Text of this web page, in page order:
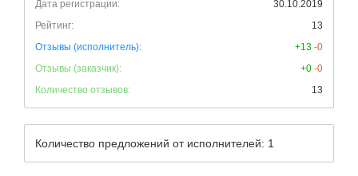
Дата регистрации:
30.10.2019
Рейтинг:
13
Отзывы (исполнитель):
+13 -0
Отзывы (заказчик):
+0 -0
Количество отзывов:
13
Количество предложений от исполнителей: 1